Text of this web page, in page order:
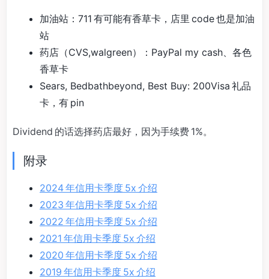
加油站：711 有可能有香草卡，店里 code 也是加油
站
药店（CVS,walgreen）：PayPal my cash、各色
香草卡
Sears, Bedbathbeyond, Best Buy: 200Visa 礼品
卡，有 pin
Dividend 的话选择药店最好，因为手续费 1%。
附录
2024 年信用卡季度 5x 介绍
2023 年信用卡季度 5x 介绍
2022 年信用卡季度 5x 介绍
2021 年信用卡季度 5x 介绍
2020 年信用卡季度 5x 介绍
2019 年信用卡季度 5x 介绍